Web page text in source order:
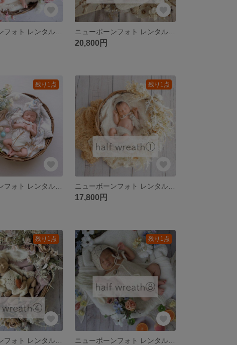
20,800円
残り1点 残り1点
17,800円
残り1点 残り1点